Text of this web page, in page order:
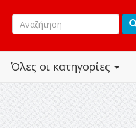
Όλες οι κατηγορίες